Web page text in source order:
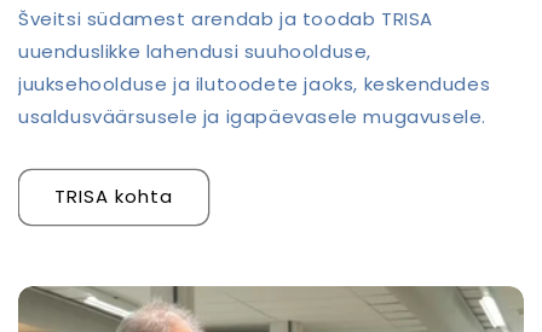
Šveitsi südamest arendab ja toodab TRISA
uuenduslikke lahendusi suuhoolduse,
juuksehoolduse ja ilutoodete jaoks, keskendudes
usaldusväärsusele ja igapäevasele mugavusele.
TRISA kohta